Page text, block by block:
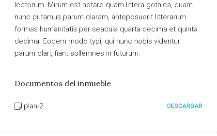
lectorum. Mirum est notare quam littera gothica, quam
nunc putamus parum claram, anteposuerit litterarum
formas humanitatis per seacula quarta decima et quinta
decima. Eodem modo typi, qui nunc nobis videntur
parum clari, fiant sollemnes in futurum.
Documentos del inmueble
plan-2 DESCARGAR